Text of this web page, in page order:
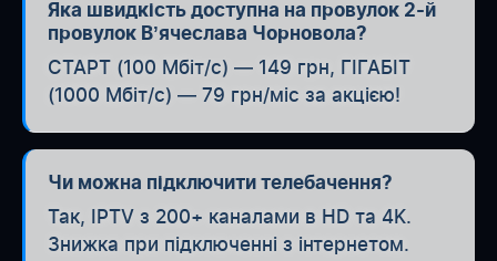
Яка швидкість доступна на провулок 2-й
провулок Вʼячеслава Чорновола?
СТАРТ (100 Мбіт/с) — 149 грн, ГІГАБІТ
(1000 Мбіт/с) — 79 грн/міс за акцією!
Чи можна підключити телебачення?
Так, IPTV з 200+ каналами в HD та 4K.
Знижка при підключенні з інтернетом.